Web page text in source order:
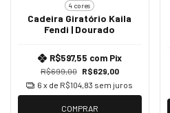
4 cores
Cadeira Giratório Kaila
Fendi | Dourado
R$699,00 R$629,00
R$597,55 com Pix
6 x de R$104,83 sem juros
COMPRAR